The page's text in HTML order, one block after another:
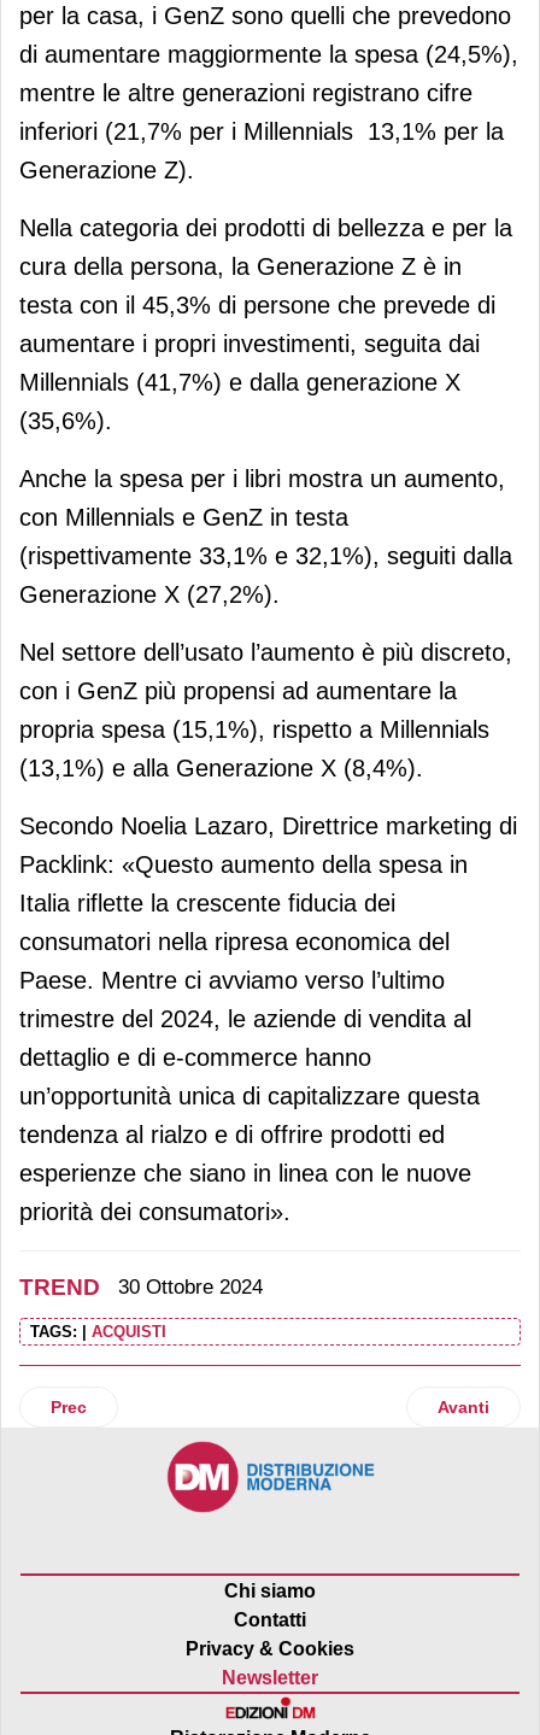
per la casa, i GenZ sono quelli che prevedono
di aumentare maggiormente la spesa (24,5%),
mentre le altre generazioni registrano cifre
inferiori (21,7% per i Millennials 13,1% per la
Generazione Z).
Nella categoria dei prodotti di bellezza e per la
cura della persona, la Generazione Z è in
testa con il 45,3% di persone che prevede di
aumentare i propri investimenti, seguita dai
Millennials (41,7%) e dalla generazione X
(35,6%).
Anche la spesa per i libri mostra un aumento,
con Millennials e GenZ in testa
(rispettivamente 33,1% e 32,1%), seguiti dalla
Generazione X (27,2%).
Nel settore dell’usato l’aumento è più discreto,
con i GenZ più propensi ad aumentare la
propria spesa (15,1%), rispetto a Millennials
(13,1%) e alla Generazione X (8,4%).
Secondo Noelia Lazaro, Direttrice marketing di
Packlink: «Questo aumento della spesa in
Italia riflette la crescente fiducia dei
consumatori nella ripresa economica del
Paese. Mentre ci avviamo verso l’ultimo
trimestre del 2024, le aziende di vendita al
dettaglio e di e-commerce hanno
un’opportunità unica di capitalizzare questa
tendenza al rialzo e di offrire prodotti ed
esperienze che siano in linea con le nuove
priorità dei consumatori».
TREND 30 Ottobre 2024
TAGS: | ACQUISTI
Articolo precedente: Indagine Shopify: i trend per il Black
Prec Articolo
Avanti
Chi siamo
Contatti
Privacy & Cookies
Newsletter